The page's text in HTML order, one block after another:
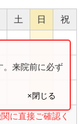
土 日 祝
●
に直接ご確認く
。来院前に必ず
×閉じる